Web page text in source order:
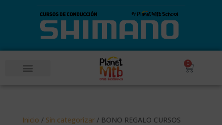
0
Inicio / Sin categorizar/ BONO REGALO CURSOS